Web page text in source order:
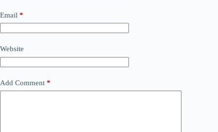
Email *
Website
Add Comment *